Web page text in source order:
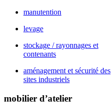
manutention
levage
stockage / rayonnages et
contenants
aménagement et sécurité des
sites industriels
mobilier d’atelier